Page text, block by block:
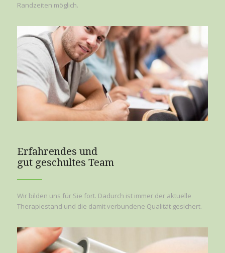
Randzeiten möglich.
Erfahrendes und
gut geschultes Team
Wir bilden uns für Sie fort. Dadurch ist immer der aktuelle
Therapiestand und die damit verbundene Qualität gesichert.